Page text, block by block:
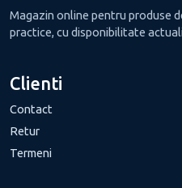
Magazin online pentru produse
practice, cu disponibilitate
Clienti
Contact
Retur
Termeni